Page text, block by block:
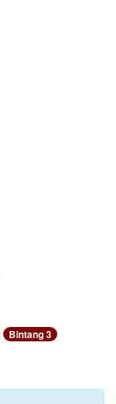
Bintang 3